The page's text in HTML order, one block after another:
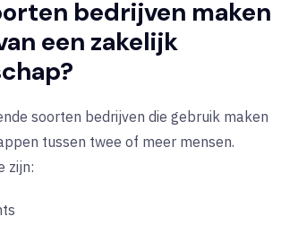
bedrijven maken
een zakelijk
soorten bedrijven die gebruik maken
tussen twee of meer mensen.
zijn: